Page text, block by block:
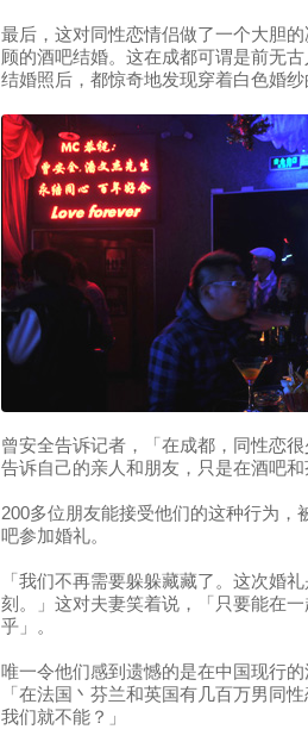
最后，这对同性恋情侣做了一个大胆
顾的酒吧结婚。这在成都可谓是前无
结婚照后，都惊奇地发现穿着白色婚
曾安全告诉记者，「在成都，同性恋
告诉自己的亲人和朋友，只是在酒吧
200多位朋友能接受他们的这种行为，
吧参加婚礼。
「我们不再需要躲躲藏藏了。这次婚
刻。」这对夫妻笑着说，「只要能在
乎」。
唯一令他们感到遗憾的是在中国现行
「在法国丶芬兰和英国有几百万男同
我们就不能？」